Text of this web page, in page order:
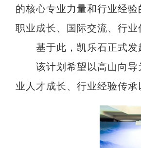
的核心专业力量和行业经
职业成长、国际交流、行业
基于此，凯乐石正式发起
该计划希望以高山向导
业人才成长、行业经验传承